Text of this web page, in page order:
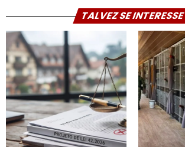
TALVEZ SE INTERESSE